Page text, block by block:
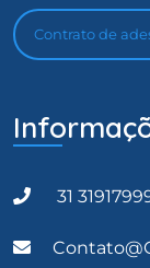
Contrato de
31